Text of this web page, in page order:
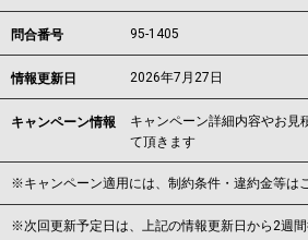
問合番号 95-1405
情報更新日 2026年7月27日
キャンペーン情報
キャンペーン詳細内容やお見
て頂きます
※キャンペーン適用には、制約条件・違約金等は
※次回更新予定日は、上記の情報更新日から2週